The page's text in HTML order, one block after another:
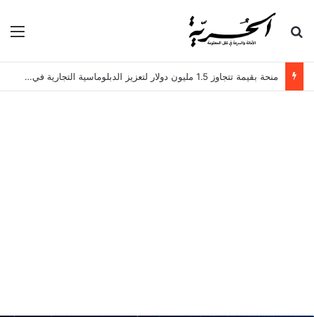
بحث عن
منحة بقيمة تتجاوز 1.5 مليون دولار لتعزيز الدبلوماسية التجارية في تونس!